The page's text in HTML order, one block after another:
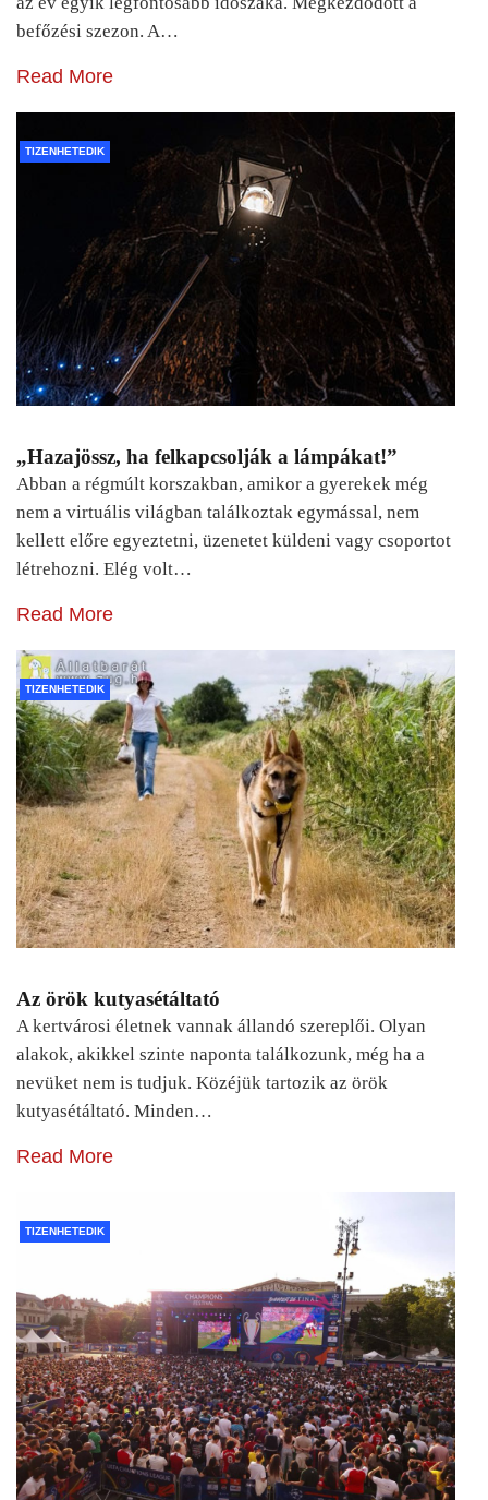
befőzési szezon. A…
Read More
TIZENHETEDIK
„Hazajössz, ha felkapcsolják a lámpákat!”
Abban a régmúlt korszakban, amikor a gyerekek még
nem a virtuális világban találkoztak egymással, nem
kellett előre egyeztetni, üzenetet küldeni vagy csoportot
létrehozni. Elég volt…
Read More
TIZENHETEDIK
Az örök kutyasétáltató
A kertvárosi életnek vannak állandó szereplői. Olyan
alakok, akikkel szinte naponta találkozunk, még ha a
nevüket nem is tudjuk. Közéjük tartozik az örök
kutyasétáltató. Minden…
Read More
TIZENHETEDIK